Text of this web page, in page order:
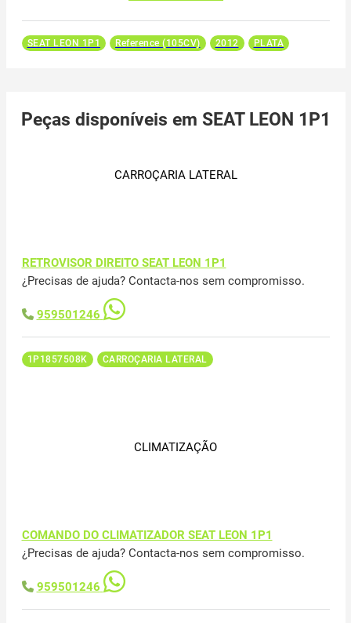
SEAT LEON 1P1 Reference (105CV) 2012 PLATA
Peças disponíveis em SEAT LEON 1P1
CARROÇARIA LATERAL
RETROVISOR DIREITO SEAT LEON 1P1
¿Precisas de ajuda? Contacta-nos sem compromisso.
959501246
1P1857508K CARROÇARIA LATERAL
CLIMATIZAÇÃO
COMANDO DO CLIMATIZADOR SEAT LEON 1P1
¿Precisas de ajuda? Contacta-nos sem compromisso.
959501246